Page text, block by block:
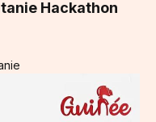
Hackathon